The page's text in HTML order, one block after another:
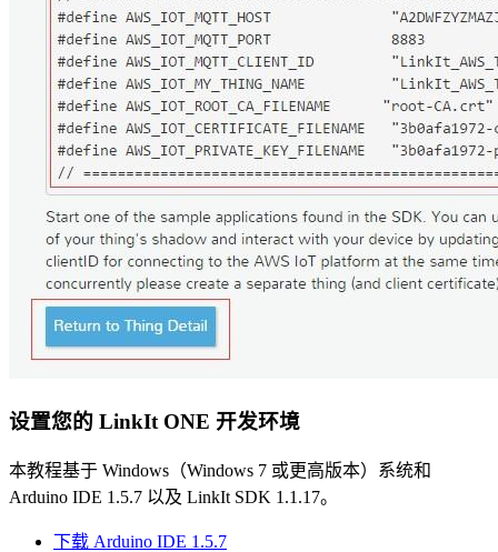
设置您的 LinkIt ONE 开发环境
本教程基于 Windows（Windows 7 或更高版本）系统和
Arduino IDE 1.5.7 以及 LinkIt SDK 1.1.17。
下载 Arduino IDE 1.5.7